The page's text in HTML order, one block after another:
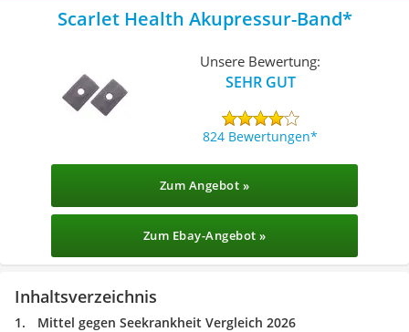
Scarlet Health Akupressur-Band
Unsere Bewertung:
SEHR GUT
824 Bewertungen
Zum Angebot »
Zum Ebay-Angebot »
Inhaltsverzeichnis
Mittel gegen Seekrankheit Vergleich 2026